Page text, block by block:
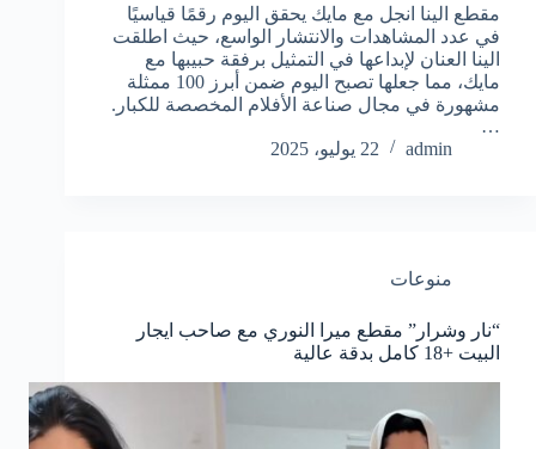
مقطع الينا انجل مع مايك يحقق اليوم رقمًا قياسيًا
في عدد المشاهدات والانتشار الواسع، حيث اطلقت
الينا العنان لإبداعها في التمثيل برفقة حبيبها مع
مايك، مما جعلها تصبح اليوم ضمن أبرز 100 ممثلة
مشهورة في مجال صناعة الأفلام المخصصة للكبار.
…
admin
22 يوليو، 2025
منوعات
“نار وشرار” مقطع ميرا النوري مع صاحب ايجار
البيت +18 كامل بدقة عالية